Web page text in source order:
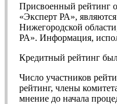
Присвоенный рейтинг
«Эксперт РА»,
Нижегородской
РА». Информация,
Кредитный рейтинг
Число участников
рейтинг, члены
мнение до начала